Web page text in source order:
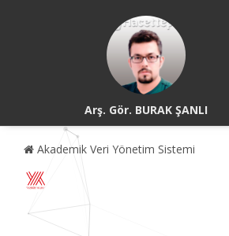
Arş. Gör. BURAK ŞANLI
Akademik Veri Yönetim Sistemi